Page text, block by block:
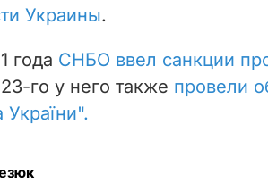
Украины.
года СНБО ввел санкции
го у него также провели